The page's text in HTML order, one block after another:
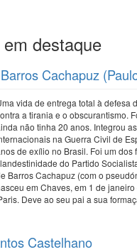
destaque
Cachapuz
vida de entrega total à defesa
a tirania e o obscurantismo.
não tinha 20 anos. Integrou
na Guerra Civil de
de exílio no Brasil. Foi um dos
do Partido
Barros Cachapuz (com o
em Chaves, em 1 de
Deve ao seu pai a sua
Castelhano